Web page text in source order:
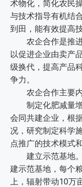
术物化，简化农民
与技术指导有机结
到田，能有效提高
农企合作是推进
以促进企业由卖产
级换代，提高产品
争力。
农企合作主要
制定化肥减量增
会同共建企业，根
况，研究制定科学
点推广的技术模式
建立示范基地。
建示范基地，每个
上，辐射带动10万